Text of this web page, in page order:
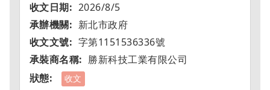
2026/8/5
新北市政府
字第1151536336號
勝新科技工業有限公司
收文